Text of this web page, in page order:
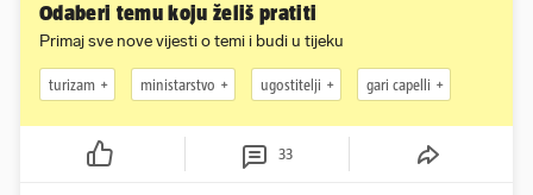
Odaberi temu koju želiš pratiti
Primaj sve nove vijesti o temi i budi u tijeku
turizam ministarstvo ugostitelji gari capelli
33